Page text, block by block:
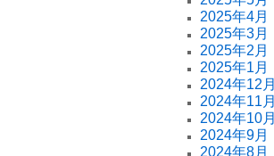
2025年4月
2025年3月
2025年2月
2025年1月
2024年12月
2024年11月
2024年10月
2024年9月
2024年8月